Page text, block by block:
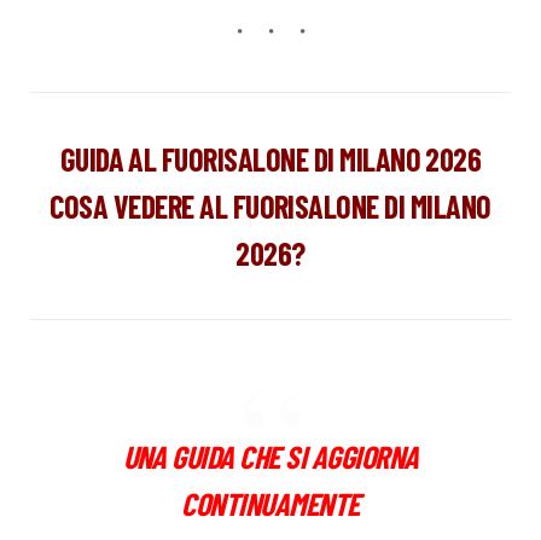
GUIDA AL FUORISALONE DI MILANO 2026
COSA VEDERE AL FUORISALONE DI MILANO
2026?
UNA GUIDA CHE SI AGGIORNA
CONTINUAMENTE